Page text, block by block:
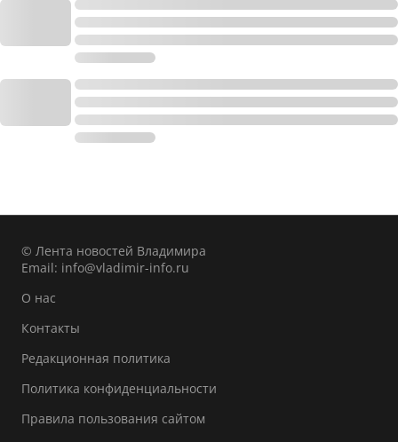
© Лента новостей Владимира
Email: info@vladimir-info.ru
О нас
Контакты
Редакционная политика
Политика конфиденциальности
Правила пользования сайтом